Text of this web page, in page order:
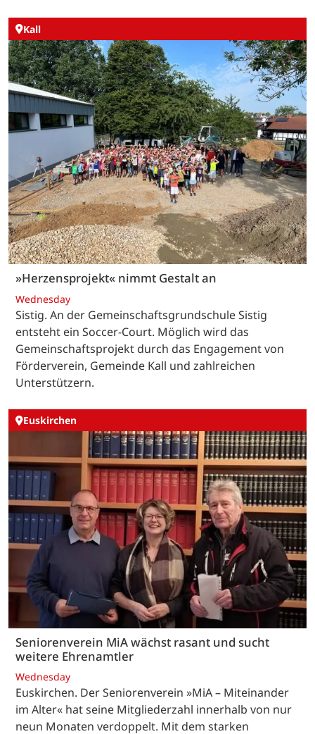
Kall
»Herzensprojekt« nimmt Gestalt an
Wednesday
Sistig. An der Gemeinschaftsgrundschule Sistig
entsteht ein Soccer-Court. Möglich wird das
Gemeinschaftsprojekt durch das Engagement von
Förderverein, Gemeinde Kall und zahlreichen
Unterstützern.
Euskirchen
Seniorenverein MiA wächst rasant und sucht
weitere Ehrenamtler
Wednesday
Euskirchen. Der Seniorenverein »MiA – Miteinander
im Alter« hat seine Mitgliederzahl innerhalb von nur
neun Monaten verdoppelt. Mit dem starken